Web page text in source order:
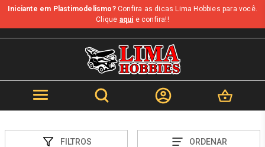
Iniciante em Plastimodelismo?Confira as dicas Lima Hobbies para você.
Clique aqui e confira!!
FILTROS ORDENAR